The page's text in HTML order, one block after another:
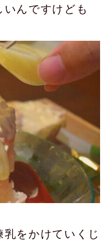
いんですけども
をかけていくじ